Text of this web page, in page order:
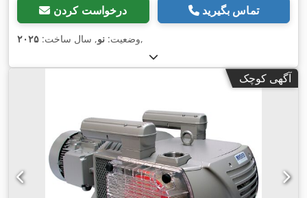
درخواست کردن تماس بگیرید
وضعیت: نو, سال ساخت: ۲۰۲۵ ,
آگهی کوچک